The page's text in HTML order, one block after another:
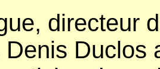
directeur
Duclos